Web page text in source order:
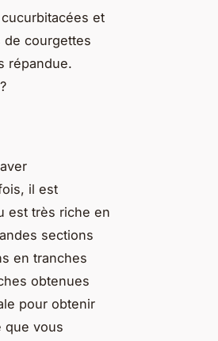
et
de courgettes
répandue.
il est
est très riche en
sections
en tranches
obtenues
pour obtenir
que vous